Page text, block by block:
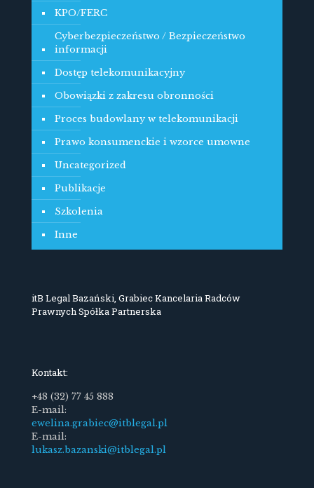
KPO/FERC
Cyberbezpieczeństwo / Bezpieczeństwo
informacji
Dostęp telekomunikacyjny
Obowiązki z zakresu obronności
Proces budowlany w telekomunikacji
Prawo konsumenckie i wzorce umowne
Uncategorized
Publikacje
Szkolenia
Inne
itB Legal Bazański, Grabiec Kancelaria Radców
Prawnych Spółka Partnerska
Kontakt:
+48 (32) 77 45 888
E-mail:
ewelina.grabiec@itblegal.pl
E-mail:
lukasz.bazanski@itblegal.pl